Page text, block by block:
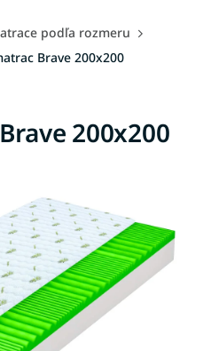
podľa rozmeru
Brave 200x200
200x200